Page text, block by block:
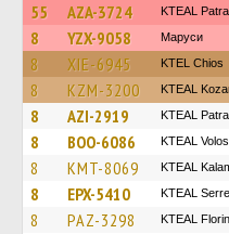
55 AZA-3724 KTEAL
8 YZX-9058 Маруси
8 XIE-6945 KTEL Chios
8 KZM-3200 KTEAL
8 AZI-2919 KTEAL
8 BOO-6086 KTEAL Volos
8 KMT-8069 KTEAL
8 EPX-5410 KTEAL
8 PAZ-3298 KTEAL